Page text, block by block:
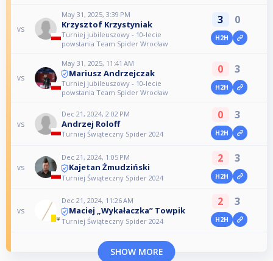
vs
May 31, 2025, 3:39 PM
Krzysztof Krzystyniak
Turniej jubileuszowy - 10-lecie
powstania Team Spider Wrocław
3 0
H2H
vs
May 31, 2025, 11:41 AM
Mariusz Andrzejczak
Turniej jubileuszowy - 10-lecie
powstania Team Spider Wrocław
0 3
H2H
vs
Dec 21, 2024, 2:02 PM
Andrzej Roloff
Turniej Świąteczny Spider 2024
0 3
H2H
vs
Dec 21, 2024, 1:05 PM
Kajetan Żmudziński
Turniej Świąteczny Spider 2024
2 3
H2H
vs
Dec 21, 2024, 11:26 AM
Maciej „Wykałaczka” Towpik
Turniej Świąteczny Spider 2024
2 3
H2H
SHOW MORE